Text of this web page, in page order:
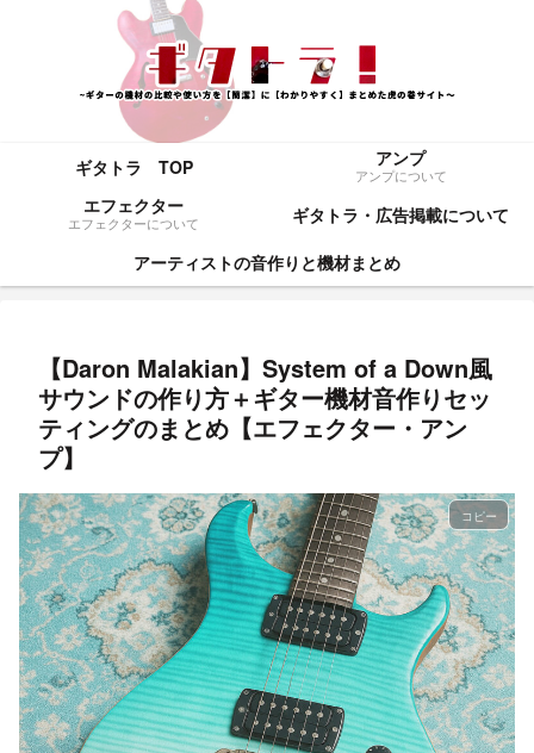
ギタトラ TOP アンプ
アンプについて
エフェクター
エフェクターについて
ギタトラ・広告掲載について
アーティストの音作りと機材まとめ
【Daron Malakian】System of a Down風
サウンドの作り方＋ギター機材音作りセッ
ティングのまとめ【エフェクター・アン
プ】
コピー